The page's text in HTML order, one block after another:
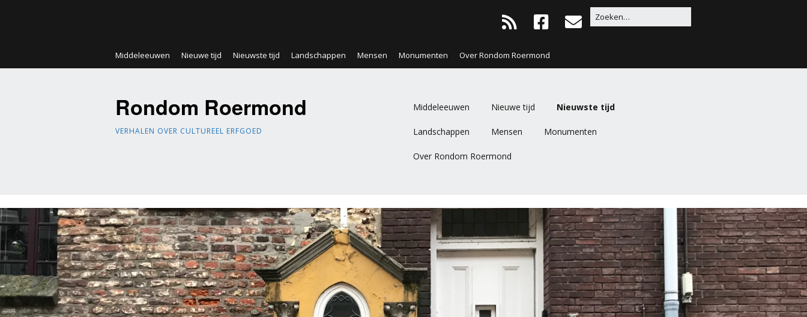
Middeleeuwen Nieuwe tijd Nieuwste tijd Landschappen Mensen Monumenten Over Rondom Roermond
Rondom Roermond
VERHALEN OVER CULTUREEL ERFGOED
Middeleeuwen Nieuwe tijd Nieuwste tijd
Landschappen Mensen Monumenten
Over Rondom Roermond